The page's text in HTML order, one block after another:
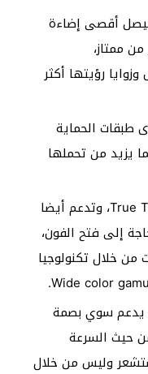
أقصى إضاءة
من ممتاز،
رؤيتها أكثر
طبقات الحماية
يزيد من تحملها
الشاشة تدعم تكنولوجيا الـ True Tone، وتدعم أيضا
إلى فتح الفون،
خلال تكنولوجيا
يدعم سوي بصمة
حيث السرعة
وليس من خلال